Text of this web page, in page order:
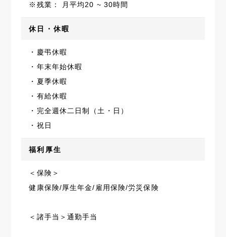
※残業： 月平均20 ~ 30時間
休日・休暇
・慶弔休暇
・年末年始休暇
・夏季休暇
・有給休暇
・完全週休二日制（土・日）
・祝日
福利厚生
＜保険＞
健康保険/厚生年金/雇用保険/労災保険
＜諸手当＞通勤手当